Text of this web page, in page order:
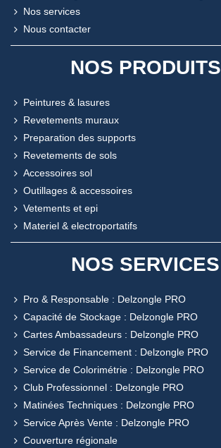
Nos services
Nous contacter
NOS PRODUITS
Peintures & lasures
Revetements muraux
Preparation des supports
Revetements de sols
Accessoires sol
Outillages & accessoires
Vetements et epi
Materiel & electroportatifs
NOS SERVICES
Pro & Responsable : Delzongle PRO
Capacité de Stockage : Delzongle PRO
Cartes Ambassadeurs : Delzongle PRO
Service de Financement : Delzongle PRO
Service de Colorimétrie : Delzongle PRO
Club Professionnel : Delzongle PRO
Matinées Techniques : Delzongle PRO
Service Après Vente : Delzongle PRO
Couverture régionale